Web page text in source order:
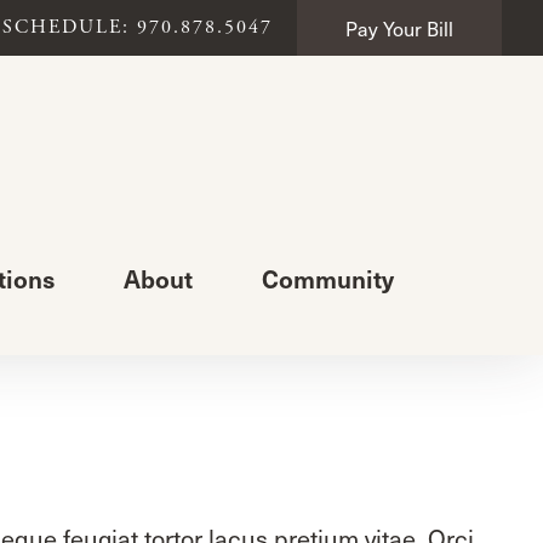
SCHEDULE: 970.878.5047 Pay Your Bill
About Community